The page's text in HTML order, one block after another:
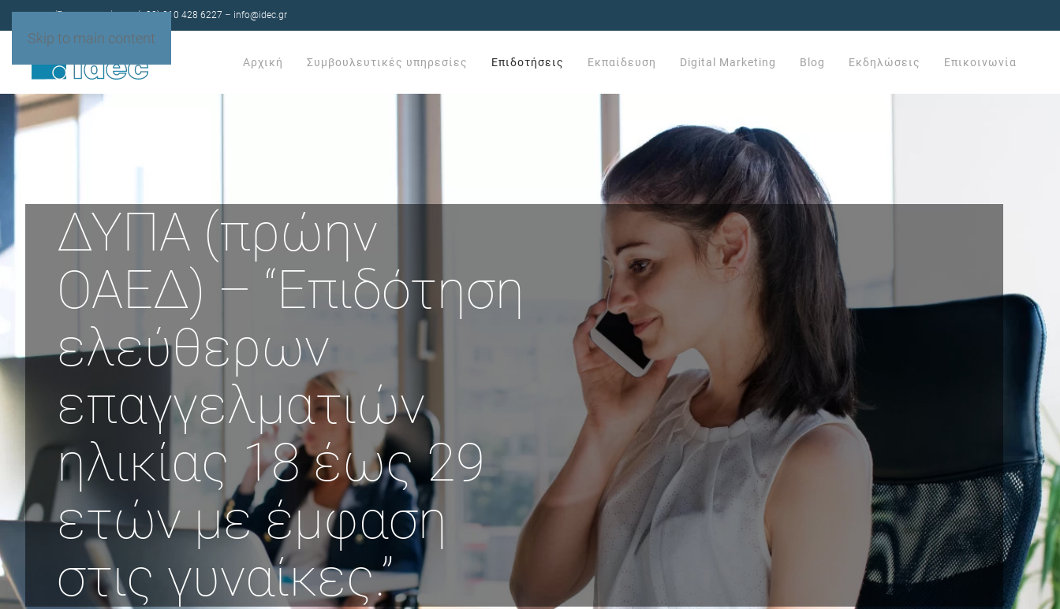
Skip to main content
Έχετε ερωτήσεις;(+30) 210 428 6227 – info@idec.gr
Αρχική Συμβουλευτικές υπηρεσίες Επιδοτήσεις Εκπαίδευση Digital Marketing Blog Εκδηλώσεις Επικοινωνία
ΔΥΠΑ (πρώην
ΟΑΕΔ) – “Επιδότηση
ελεύθερων
επαγγελματιών
ηλικίας 18 έως 29
ετών με έμφαση
στις γυναίκες.”